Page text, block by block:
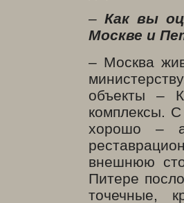
– Как вы
Москве и
– Москва
объекты –
комплексы.
хорошо –
внешнюю
Питере
точечные,